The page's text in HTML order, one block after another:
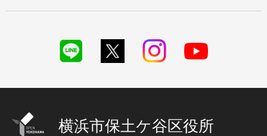
横浜市保土ケ谷区役所